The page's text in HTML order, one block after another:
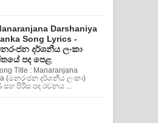
Darshaniya
Song Lyrics -
දර්ශනීය ලංකා
පද පෙළ
Title : Manaranjana
(මනරංජන දර්ශනීය ලංකා)
පිරිස පද රචනය ...